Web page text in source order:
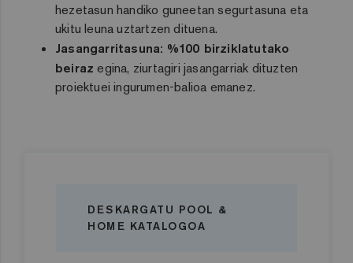
hezetasun handiko guneetan segurtasuna eta
ukitu leuna uztartzen dituena.
Jasangarritasuna: %100 birziklatutako
beiraz egina, ziurtagiri jasangarriak dituzten
proiektuei ingurumen-balioa emanez.
DESKARGATU POOL &
HOME KATALOGOA